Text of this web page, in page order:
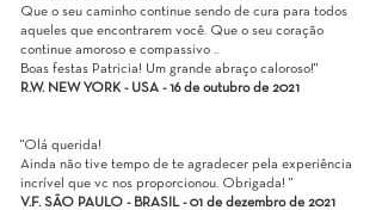
Que o seu caminho continue sendo de cura para todos
aqueles que encontrarem você. Que o seu coração
continue amoroso e compassivo ..
Boas festas Patricia! Um grande abraço caloroso!"
R.W. NEW YORK - USA - 16 de outubro de 2021
"Olá querida!
Ainda não tive tempo de te agradecer pela experiência
incrível que vc nos proporcionou. Obrigada! "
V.F. SÃO PAULO - BRASIL - 01 de dezembro de 2021